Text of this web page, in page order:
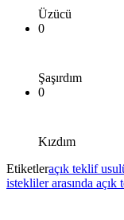
Üzücü
0
Şaşırdım
0
Kızdım
Etiketleraçık teklif
istekliler arasında açık